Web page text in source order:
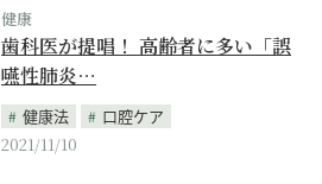
健康
歯科医が提唱！ 高齢者に多い「誤
嚥性肺炎…
健康法
口腔ケア
2021/11/10